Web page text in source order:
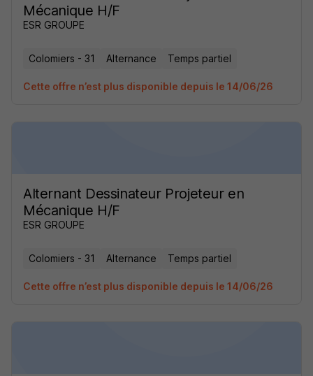
Mécanique H/F
ESR GROUPE
Colomiers - 31 Alternance Temps partiel
Cette offre n’est plus disponible depuis le 14/06/26
Alternant Dessinateur Projeteur en
Mécanique H/F
ESR GROUPE
Colomiers - 31 Alternance Temps partiel
Cette offre n’est plus disponible depuis le 14/06/26